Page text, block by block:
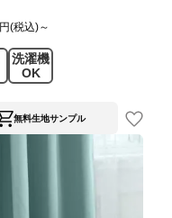
円(税込)～
洗濯機
OK
無料生地サンプル